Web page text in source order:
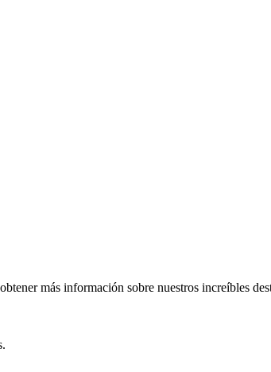
más información sobre nuestros increíbles